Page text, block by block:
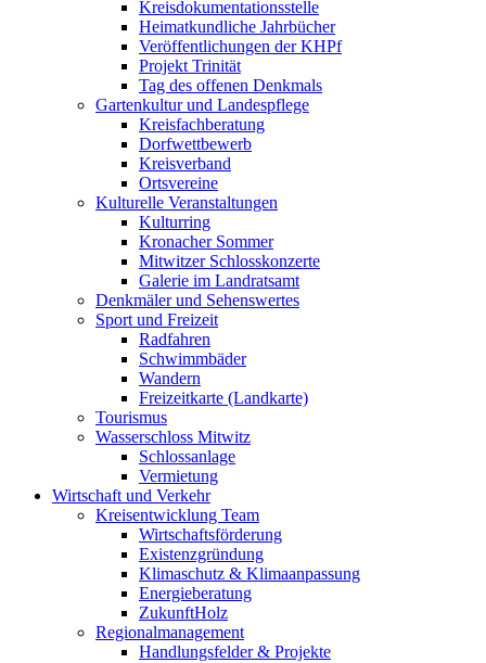
Kreisdokumentationsstelle
Heimatkundliche Jahrbücher
Veröffentlichungen der KHPf
Projekt Trinität
Tag des offenen Denkmals
Gartenkultur und Landespflege
Kreisfachberatung
Dorfwettbewerb
Kreisverband
Ortsvereine
Kulturelle Veranstaltungen
Kulturring
Kronacher Sommer
Mitwitzer Schlosskonzerte
Galerie im Landratsamt
Denkmäler und Sehenswertes
Sport und Freizeit
Radfahren
Schwimmbäder
Wandern
Freizeitkarte (Landkarte)
Tourismus
Wasserschloss Mitwitz
Schlossanlage
Vermietung
Wirtschaft und Verkehr
Kreisentwicklung Team
Wirtschaftsförderung
Existenzgründung
Klimaschutz & Klimaanpassung
Energieberatung
ZukunftHolz
Regionalmanagement
Handlungsfelder & Projekte